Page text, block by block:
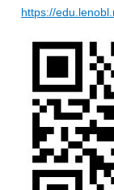
https://